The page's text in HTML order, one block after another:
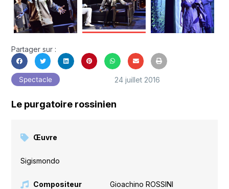
Partager sur :
Spectacle 24 juillet 2016
Le purgatoire rossinien
Œuvre
Sigismondo
Compositeur Gioachino ROSSINI